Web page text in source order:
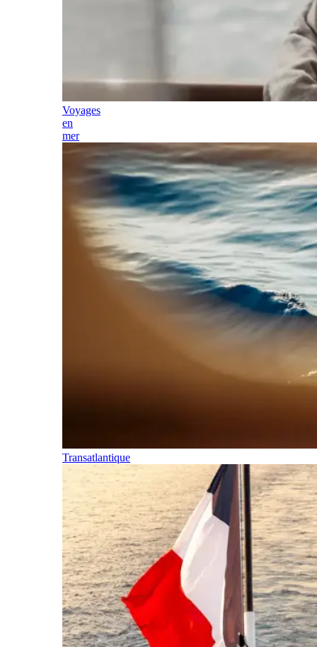
Voyages
en
mer
Transatlantique